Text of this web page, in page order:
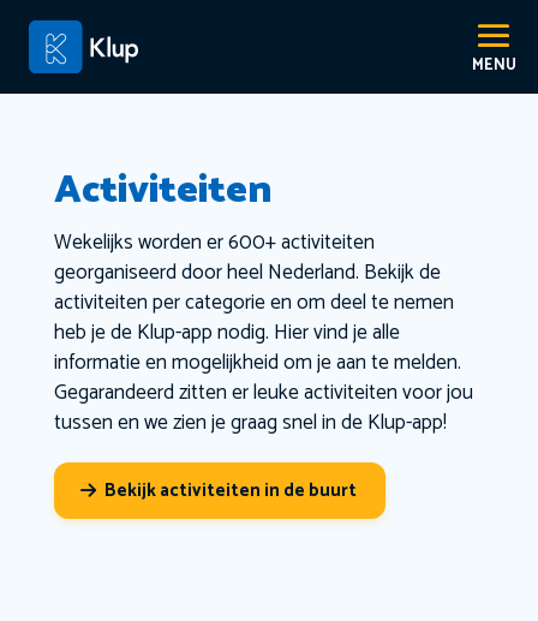
Activiteiten
Wekelijks worden er 600+ activiteiten
georganiseerd door heel Nederland. Bekijk de
activiteiten per categorie en om deel te nemen
heb je de Klup-app nodig. Hier vind je alle
informatie en mogelijkheid om je aan te melden.
Gegarandeerd zitten er leuke activiteiten voor jou
tussen en we zien je graag snel in de Klup-app!
Bekijk activiteiten in de buurt